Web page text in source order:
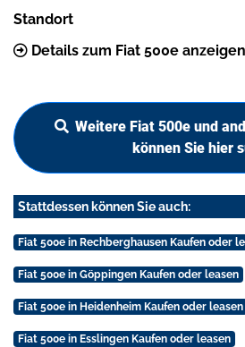
Standort
Details zum Fiat 500e anzeigen
Weitere Fiat 500e und
können Sie hier
Stattdessen können Sie auch:
Fiat 500e in Rechberghausen Kaufen oder
Fiat 500e in Göppingen Kaufen oder leasen
Fiat 500e in Heidenheim Kaufen oder leasen
Fiat 500e in Esslingen Kaufen oder leasen